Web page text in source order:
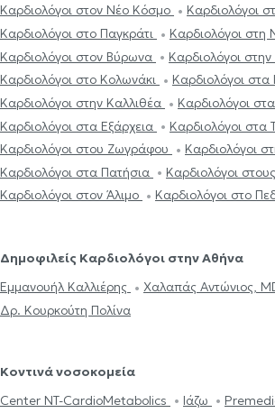
Καρδιολόγοι στον Νέο Κόσμο
Καρδιολόγοι
Καρδιολόγοι στο Παγκράτι
Καρδιολόγοι στη
Καρδιολόγοι στον Βύρωνα
Καρδιολόγοι
Καρδιολόγοι στο Κολωνάκι
Καρδιολόγοι στα
Καρδιολόγοι στην Καλλιθέα
Καρδιολόγοι
Καρδιολόγοι στα Εξάρχεια
Καρδιολόγοι στα
Καρδιολόγοι στου Ζωγράφου
Καρδιολόγοι
Καρδιολόγοι στα Πατήσια
Καρδιολόγοι
Καρδιολόγοι στον Άλιμο
Καρδιολόγοι στο
Δημοφιλείς Καρδιολόγοι στην Αθήνα
Εμμανουήλ Καλλιέρης
Χαλαπάς Αντώνιος,
Δρ. Κουρκούτη Πολίνα
Κοντινά νοσοκομεία
Center NT-CardioMetabolics
Ιάζω